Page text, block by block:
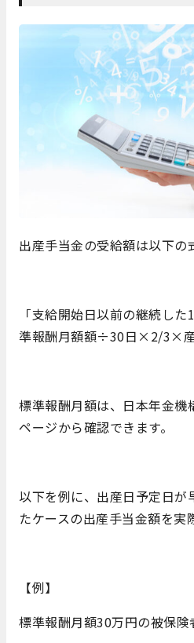
出産手当金の受給額は以下の
「支給開始日以前の継続し
準報酬月額額÷30日×2/3×産
標準報酬月額は、日本年金機
ページから確認できます。
以下を例に、出産日予定日が
たケースの出産手当金額を実
【例】
標準報酬月額30万円の被保険